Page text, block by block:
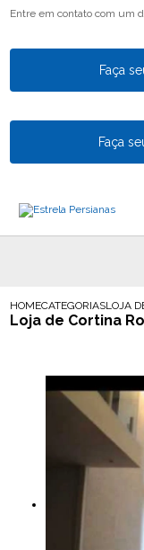
Entre em contato com um
Faça
Faça
HOMECATEGORIASLOJA
Loja de Cortina